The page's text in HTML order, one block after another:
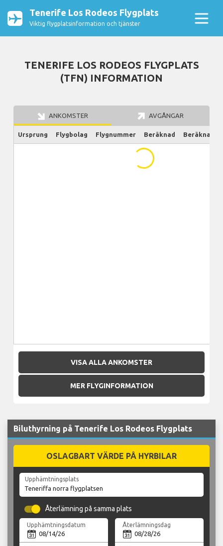
Tenerife Los Rodeos Flygplats
Viktig flygplatsinformation och tjänster
TENERIFE LOS RODEOS FLYGPLATS
(TFN) INFORMATION
ANKOMSTER AVGÅNGAR
Ursprung Flygbolag Flygnummer Beräknad Beräknad/
...
VISA ALLA ANKOMSTER
MER FLYGINFORMATION
Biluthyrning på Tenerife Los Rodeos Flygplats
OSLAGBART VÄRDE PÅ HYRBILAR
Upphämtningsplats
Återlämning på samma plats
Upphämtningsdatum Återlämningsdag